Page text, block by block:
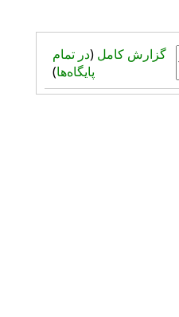
گزارش کامل (در تمام
پایگاه‌ها)